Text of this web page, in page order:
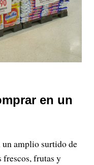
en un
un amplio surtido de
frescos, frutas y